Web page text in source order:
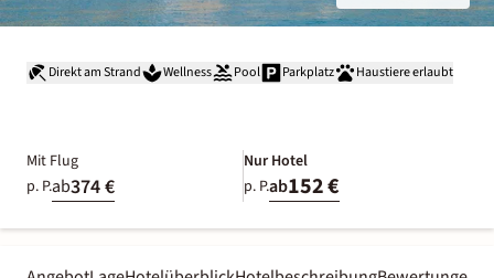
Direkt am Strand Wellness Pool Parkplatz Haustiere erlaubt
Mit Flug
p. P.ab374 €
Nur Hotel
p. P.ab152 €